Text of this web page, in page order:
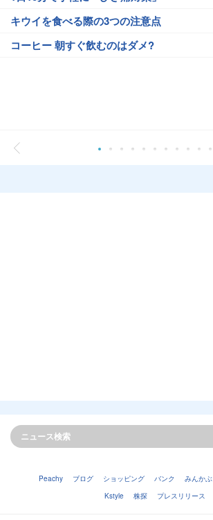
キウイを食べる際の3つの注意点
コーヒー 朝すぐ飲むのはダメ?
Peachy ブログ ショッピング バンク みんかぶ
Kstyle
株探 プレスリリース